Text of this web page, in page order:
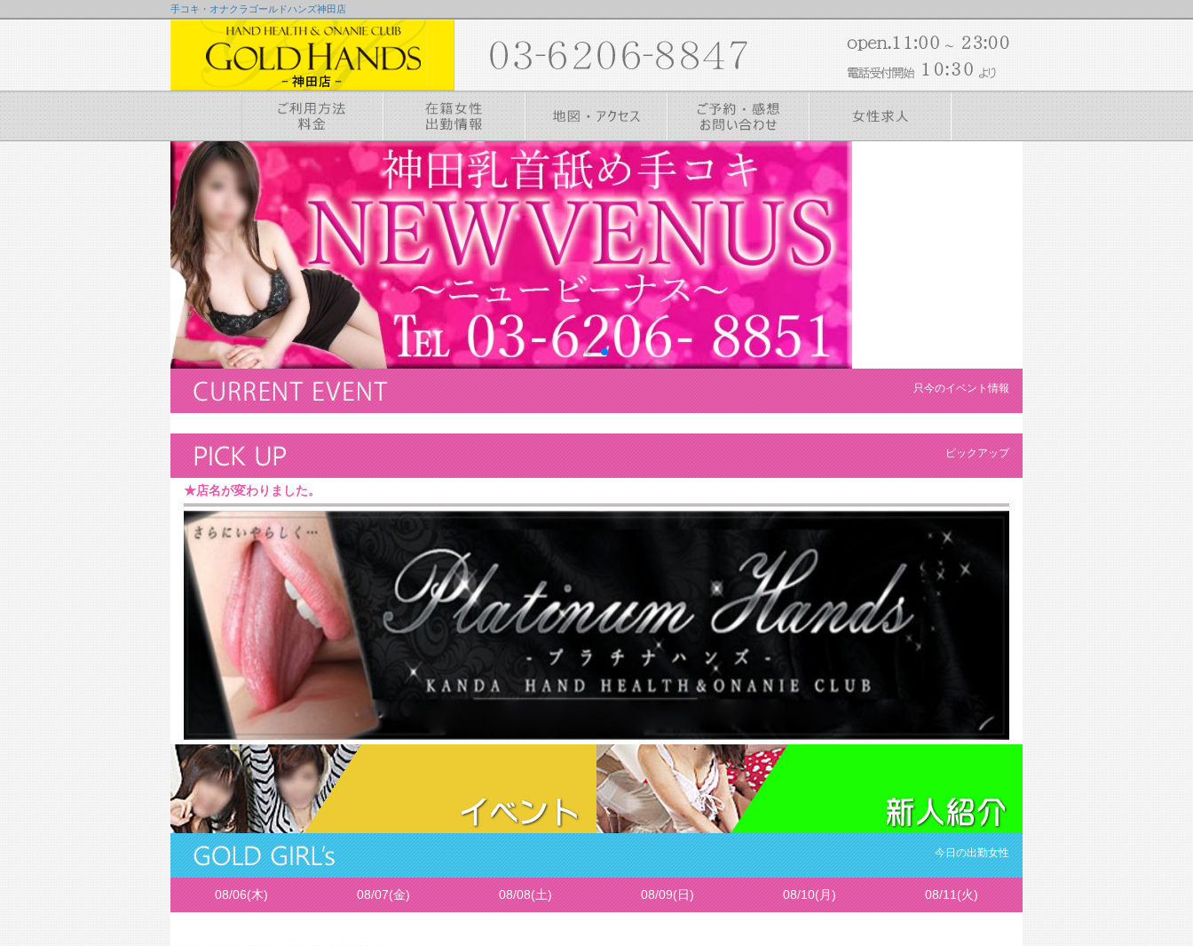
手コキ・オナクラゴールドハンズ神田店
只今のイベント情報
ピックアップ
★店名が変わりました。
http://platinum-hands.tokyo/tops
今日の出勤女性
08/06(木) 08/07(金) 08/08(土) 08/09(日) 08/10(月) 08/11(火)